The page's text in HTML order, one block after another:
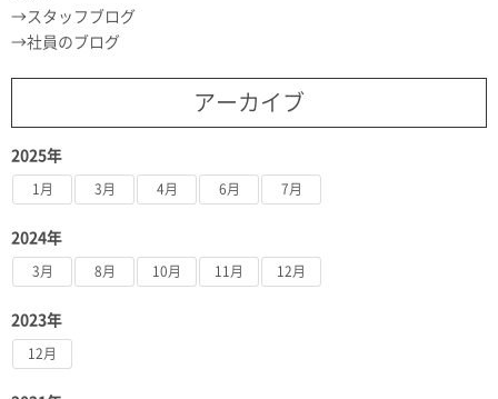
スタッフブログ
社員のブログ
アーカイブ
2025年
1月 3月 4月 6月 7月
2024年
3月 8月 10月 11月 12月
2023年
12月